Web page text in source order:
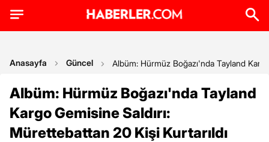
Anasayfa Güncel Albüm: Hürmüz Boğazı'nda Tayland
Albüm: Hürmüz Boğazı'nda Tayland
Kargo Gemisine Saldırı:
Mürettebattan 20 Kişi Kurtarıldı